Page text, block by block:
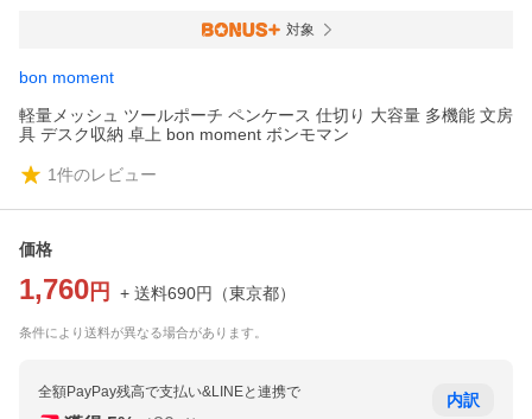
対象
bon moment
軽量メッシュ ツールポーチ ペンケース 仕切り 大容量 多機能 文房
具 デスク収納 卓上 bon moment ボンモマン
1件のレビュー
価格
1,760 円 + 送料690円 （東京都）
条件により送料が異なる場合があります。
全額PayPay残高で支払い&LINEと連携で 内訳